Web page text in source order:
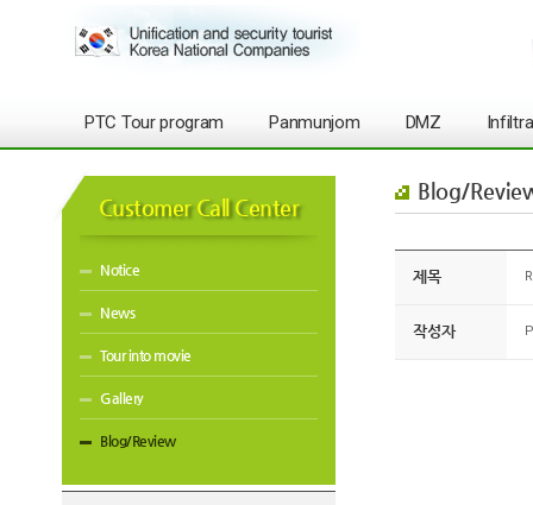
PTC Tour program Panmunjom DMZ
Customer Call Center
Notice
News
Tour into movie
Gallery
Blog/Review
Blog/
제목
작성자